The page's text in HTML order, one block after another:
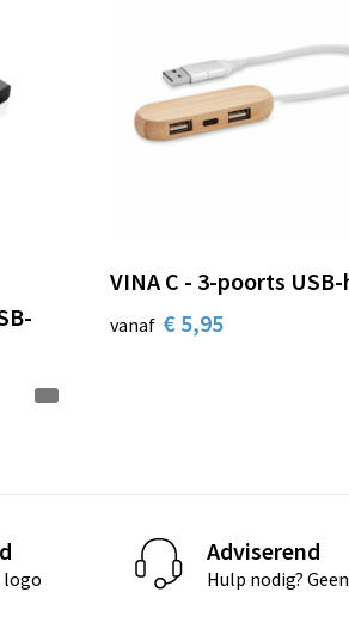
VINA C - 3-poorts
vanaf € 5,95
logo
Adviserend
Hulp nodig?